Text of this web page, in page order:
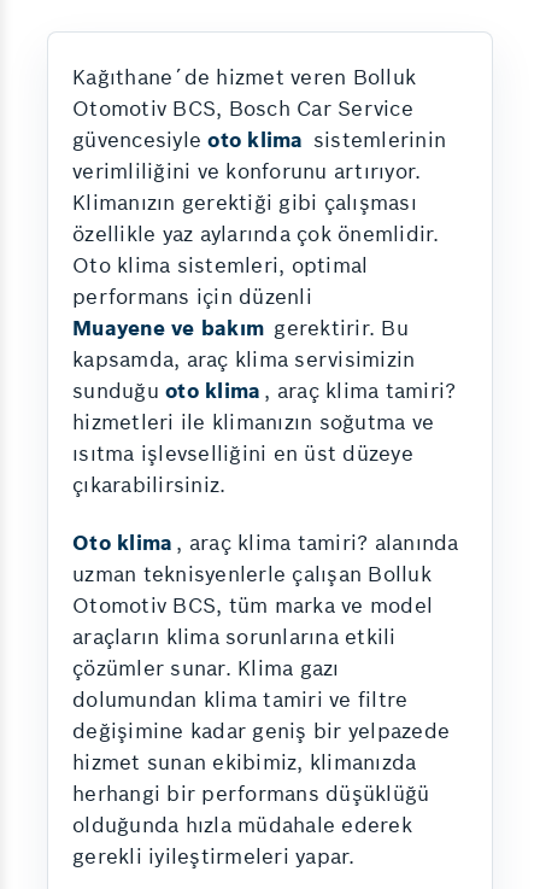
Kağıthane´de hizmet veren Bolluk
Otomotiv BCS, Bosch Car Service
güvencesiyleoto klima sistemlerinin
verimliliğini ve konforunu artırıyor.
Klimanızın gerektiği gibi çalışması
özellikle yaz aylarında çok önemlidir.
Oto klima sistemleri, optimal
performans için düzenli
Muayene ve bakım gerektirir. Bu
kapsamda, araç klima servisimizin
sunduğu oto klima , araç klima tamiri?
hizmetleri ile klimanızın soğutma ve
ısıtma işlevselliğini en üst düzeye
çıkarabilirsiniz.
Oto klima , araç klima tamiri? alanında
uzman teknisyenlerle çalışan Bolluk
Otomotiv BCS, tüm marka ve model
araçların klima sorunlarına etkili
çözümler sunar. Klima gazı
dolumundan klima tamiri ve filtre
değişimine kadar geniş bir yelpazede
hizmet sunan ekibimiz, klimanızda
herhangi bir performans düşüklüğü
olduğunda hızla müdahale ederek
gerekli iyileştirmeleri yapar.